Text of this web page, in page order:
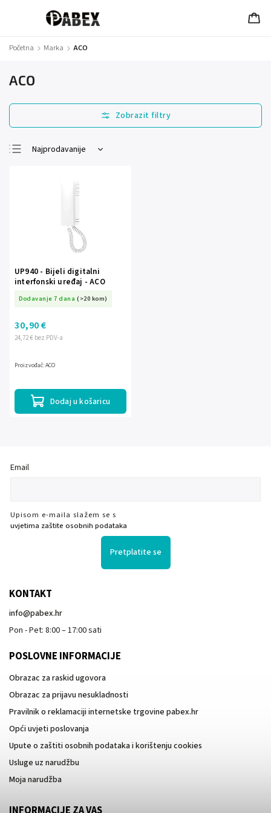
Početna / Marka / ACO
ACO
Najprodavanije
UP940 - Bijeli digitalni
interfonski uređaj - ACO
Dodavanje 7 dana (>20 kom)
24,72 € bez PDV-a
30,90 €
Dodaj u košaricu
Proizvođač: ACO
Email
Upisom e-maila slažem se s
uvjetima zaštite osobnih podataka
Pretplatite se
KONTAKT
info@pabex.hr
Pon - Pet: 8:00 – 17:00 sati
POSLOVNE INFORMACIJE
Obrazac za raskid ugovora
Obrazac za prijavu nesukladnosti
Pravilnik o reklamaciji internetske trgovine pabex.hr
Opći uvjeti poslovanja
Upute o zaštiti osobnih podataka i korištenju cookies
Usluge uz narudžbu
Moja narudžba